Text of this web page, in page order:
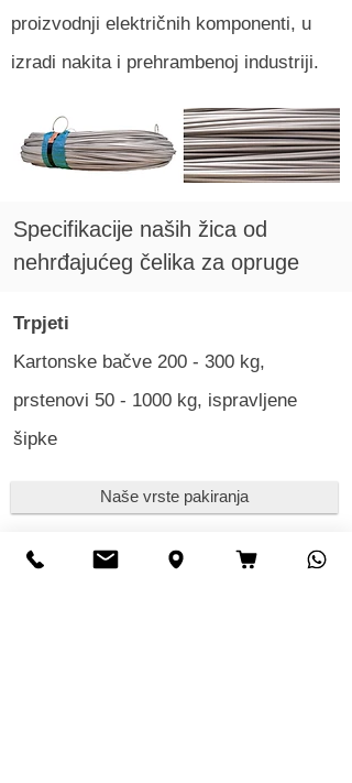
proizvodnji električnih komponenti, u
izradi nakita i prehrambenoj industriji.
Specifikacije naših žica od
nehrđajućeg čelika za opruge
Trpjeti
Kartonske bačve 200 - 300 kg,
prstenovi 50 - 1000 kg, ispravljene
šipke
Naše vrste pakiranja
​Površine